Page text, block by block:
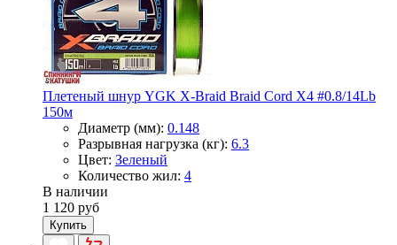
Плетеный шнур YGK X-Braid Braid Cord X4 #0.8/14Lb
150м
Диаметр (мм): 0.148
Разрывная нагрузка (кг): 6.3
Цвет: Зеленый
Количество жил: 4
В наличии
1 120 руб
Купить